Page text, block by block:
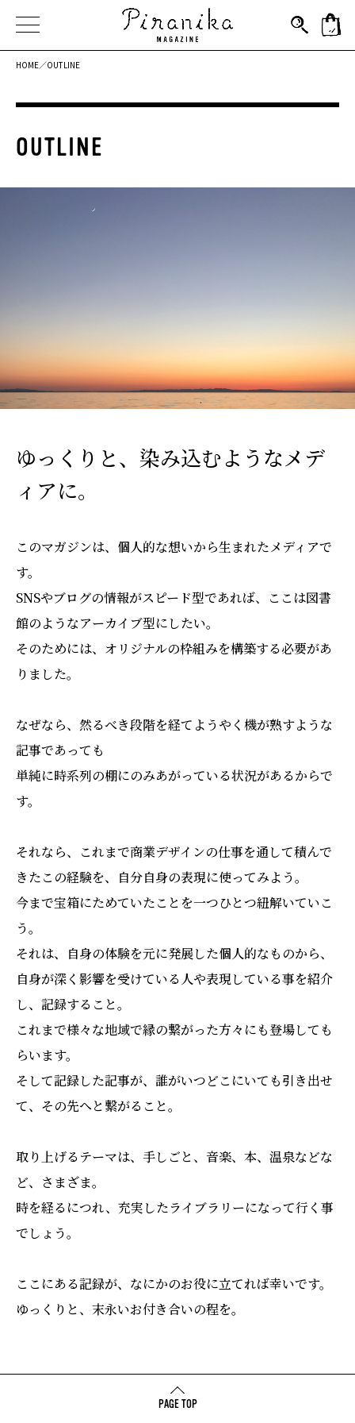
HOME／OUTLINE
OUTLINE
ゆっくりと、染み込むようなメデ
ィアに。
このマガジンは、個人的な想いから生まれたメディアで
す。
SNSやブログの情報がスピード型であれば、ここは図書
館のようなアーカイブ型にしたい。
そのためには、オリジナルの枠組みを構築する必要があ
りました。
なぜなら、然るべき段階を経てようやく機が熟すような
記事であっても
単純に時系列の棚にのみあがっている状況があるからで
す。
それなら、これまで商業デザインの仕事を通して積んで
きたこの経験を、自分自身の表現に使ってみよう。
今まで宝箱にためていたことを一つひとつ紐解いていこ
う。
それは、自身の体験を元に発展した個人的なものから、
自身が深く影響を受けている人や表現している事を紹介
し、記録すること。
これまで様々な地域で縁の繋がった方々にも登場しても
らいます。
そして記録した記事が、誰がいつどこにいても引き出せ
て、その先へと繋がること。
取り上げるテーマは、手しごと、音楽、本、温泉などな
ど、さまざま。
時を経るにつれ、充実したライブラリーになって行く事
でしょう。
ここにある記録が、なにかのお役に立てれば幸いです。
ゆっくりと、末永いお付き合いの程を。
PAGE TOP